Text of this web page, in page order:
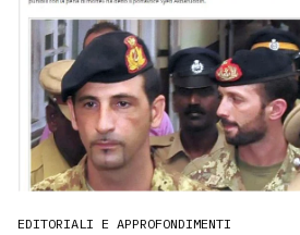
EDITORIALI E APPROFONDIMENTI